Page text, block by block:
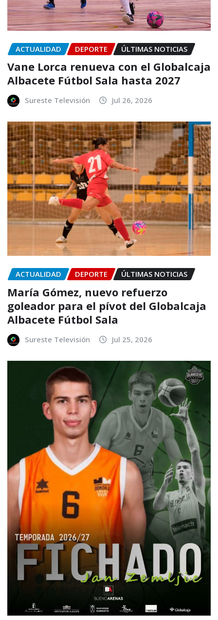
ACTUALIDAD DEPORTE ÚLTIMAS NOTICIAS
Vane Lorca renueva con el Globalcaja
Albacete Fútbol Sala hasta 2027
Sureste Televisión Jul 26, 2026
ACTUALIDAD DEPORTE ÚLTIMAS NOTICIAS
María Gómez, nuevo refuerzo
goleador para el pívot del Globalcaja
Albacete Fútbol Sala
Sureste Televisión Jul 25, 2026